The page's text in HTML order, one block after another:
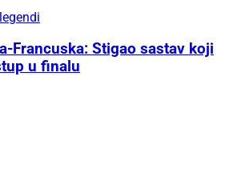
Francuska: Stigao sastav koji
u finalu